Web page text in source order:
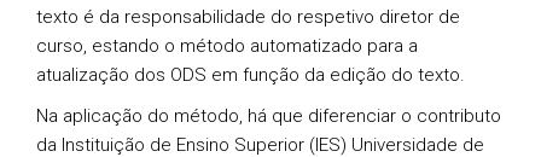
texto é da responsabilidade do respetivo diretor de
curso, estando o método automatizado para a
atualização dos ODS em função da edição do texto.
Na aplicação do método, há que diferenciar o contributo
da Instituição de Ensino Superior (IES) Universidade de